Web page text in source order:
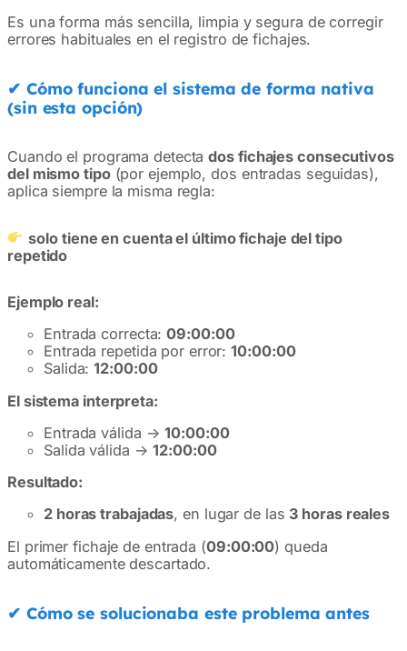
Es una forma más sencilla, limpia y segura de corregir
errores habituales en el registro de fichajes.
✔ Cómo funciona el sistema de forma nativa
(sin esta opción)
Cuando el programa detectados fichajes consecutivos
del mismo tipo(por ejemplo, dos entradas seguidas),
aplica siempre la misma regla:
solo tiene en cuenta el último fichaje del tipo
repetido
Ejemplo real:
Entrada correcta:09:00:00
Entrada repetida por error:10:00:00
Salida:12:00:00
El sistema interpreta:
Entrada válida →10:00:00
Salida válida →12:00:00
Resultado:
2 horas trabajadas, en lugar de las 3 horas reales
El primer fichaje de entrada (09:00:00) queda
automáticamente descartado.
✔ Cómo se solucionaba este problema antes